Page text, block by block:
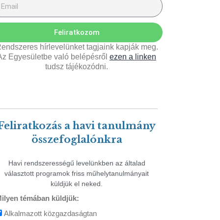
Feliratkozom
hírlevelünket tagjaink kapják meg.
Egyesületbe való belépésről ezen a linken
tudsz tájékozódni.
a havi tanulmány
összefoglalónkra
Havi rendszerességű levelünkben az általad
választott programok friss műhelytanulmányait
küldjük el neked.
témában küldjük:
Alkalmazott közgazdaságtan